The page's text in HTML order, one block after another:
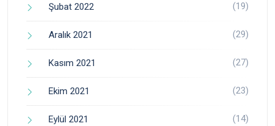
Şubat 2022 (19)
Aralık 2021 (29)
Kasım 2021 (27)
Ekim 2021 (23)
Eylül 2021 (14)